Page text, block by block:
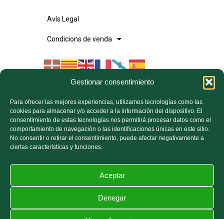
Gestionar consentimiento
Para ofrecer las mejores experiencias, utilizamos tecnologías como las
cookies para almacenar y/o acceder a la información del dispositivo. El
consentimiento de estas tecnologías nos permitirá procesar datos como el
comportamiento de navegación o las identificaciones únicas en este sitio.
No consentir o retirar el consentimiento, puede afectar negativamente a
ciertas características y funciones.
Aceptar
Denegar
Avís Legal
Condicions de venda
segura de pago gestionada por la plataforma de
reservas, y los datos de la tarjeta se tratan en un
entorno seguro
©2026· Crèdits: Disseny i implementació web:Manel Caparrós
igualada.online